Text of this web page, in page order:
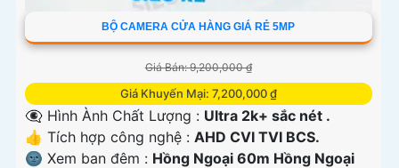
BỘ CAMERA CỬA HÀNG GIÁ RẺ 5MP
Giá Bán: 9,200,000 ₫
Giá Khuyến Mại: 7,200,000 ₫
👁️‍🗨 Hình Ành Chất Lượng : Ultra 2k+ sắc nét .
👍 Tích hợp công nghệ : AHD CVI TVI BCS.
🌚 Xem ban đêm : Hồng Ngoại 60m Hồng Ngoại